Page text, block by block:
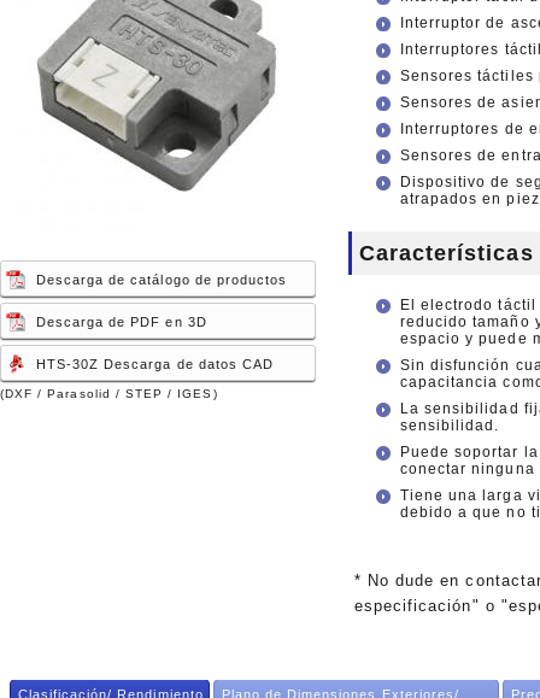
Descarga de catálogo de productos
Descarga de PDF en 3D
HTS-30Z Descarga de datos CAD
(DXF / Parasolid / STEP / IGES)
Interruptor de
Interruptores
Sensores táctiles
Sensores de
Interruptores de
Sensores de
Dispositivo de
atrapados en
Características
El electrodo
reducido tamaño
espacio y puede
Sin disfunción
capacitancia
La sensibilidad
sensibilidad.
Puede soportar
conectar
Tiene una larga
debido a que no
* No dude en
especificación" o
Clasificación/ Rendimiento
Plano de Dimensiones Exteriores/